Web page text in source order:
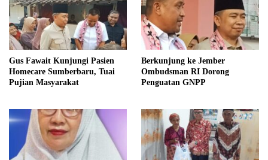
Gus Fawait Kunjungi Pasien
Homecare Sumberbaru, Tuai
Pujian Masyarakat
Berkunjung ke Jember
Ombudsman RI Dorong
Penguatan GNPP